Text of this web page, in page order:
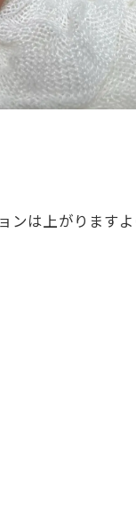
ンは上がります